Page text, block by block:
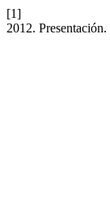
[1]
2012. Presentación.